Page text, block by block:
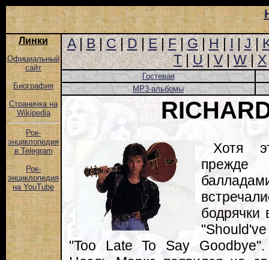
Линки
Официальный
сайт
Биография
Страничка на
Wikipedia
Рок-
энциклопедия
в Telegram
Рок-
энциклопедия
на YouTube
A|B|C|D|E|F|G|H|I|J|
T|U|V|W|X
Гостевая
MP3-альбомы
Хотя
бодрячки
"Too Late To Say